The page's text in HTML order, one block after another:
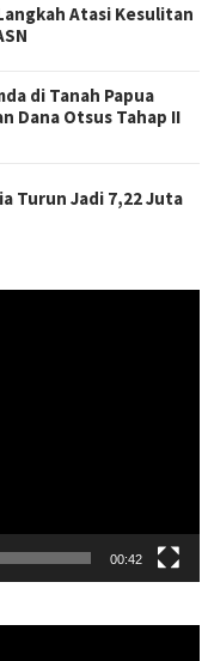
Atasi Kesulitan
di Tanah Papua
Dana Otsus Tahap II
Turun Jadi 7,22 Juta
00:42